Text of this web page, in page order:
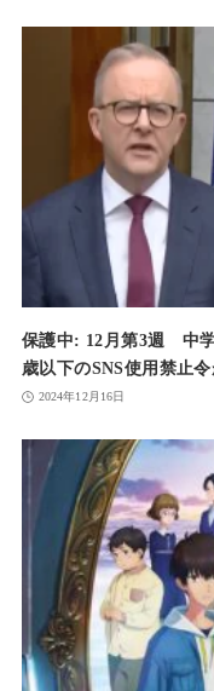
保護中: 12月第3週 中
歳以下のSNS使用禁止
2024年12月16日